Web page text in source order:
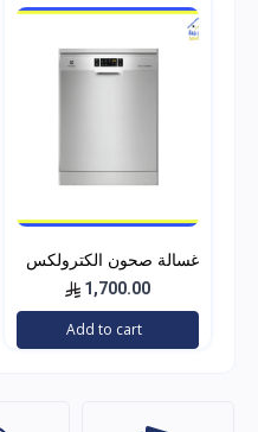
غسالة صحون الكترولكس
9 برامج 15 مكان 3 أرفف
-زجاجية استيل
1,700.00
Add to cart